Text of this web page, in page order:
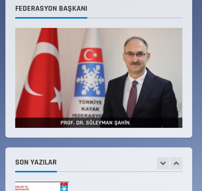
FEDERASYON BAŞKANI
SON YAZILAR
Teknik Kurul ve Alt Kurul
Üyelerimiz Belirlendi
18 Temmuz 2026
5
KAYAKLI KOŞU VE BİATHLON
3.KADEME ANTRENÖRLÜK KURSU
DUYURUSU
12 Temmuz 2026
Millî Savunma Bakanlığı Kara,
Komutanlıklarına 2026 Yılı
Sözleşmeli Er Temini Başvuruları